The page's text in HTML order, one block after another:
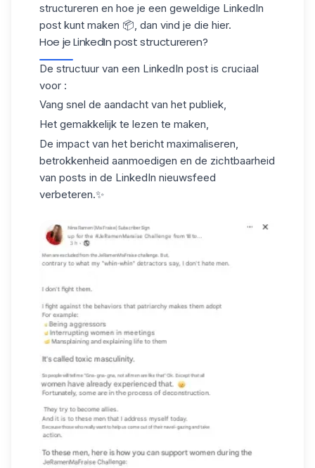
structureren en hoe je een geweldige LinkedIn
post kunt maken 📦, dan vind je die hier.
Hoe je LinkedIn post structureren?
De structuur van een LinkedIn post is cruciaal
voor :
Vang snel de aandacht van het publiek,
Het gemakkelijk te lezen te maken,
De impact van het bericht maximaliseren,
betrokkenheid aanmoedigen en de zichtbaarheid
van posts in de LinkedIn nieuwsfeed
verbeteren.✨